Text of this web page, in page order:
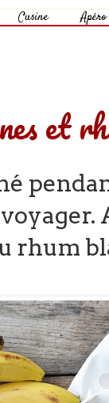
Cusine Apéro
et
rhum